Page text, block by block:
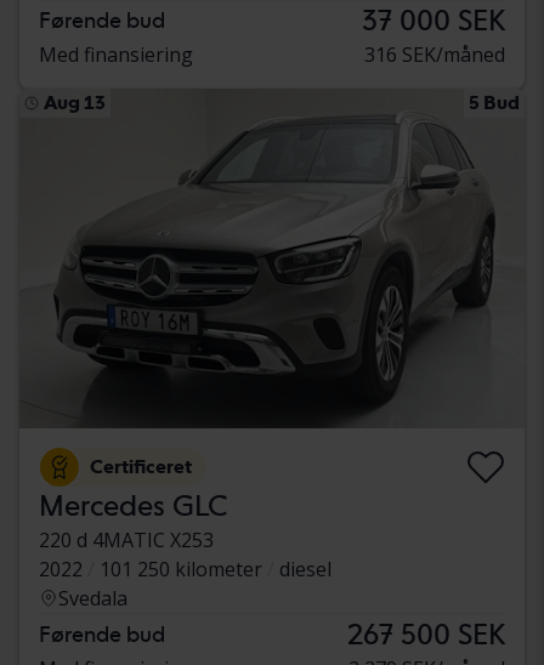
Førende bud 37 000 SEK
Med finansiering 316 SEK/måned
Aug 13 5 Bud
Certificeret
Mercedes GLC
220 d 4MATIC X253
2022
101 250 kilometer
diesel
Svedala
Førende bud 267 500 SEK